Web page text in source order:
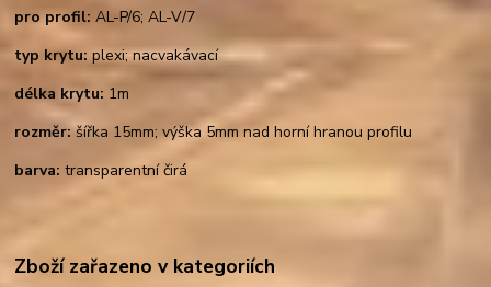
pro profil:AL-P/6; AL-V/7
typ krytu:plexi; nacvakávací
délka krytu: 1m
rozměr:šířka 15mm; výška 5mm nad horní hranou profilu
barva: transparentní čirá
Zboží zařazeno v kategoriích